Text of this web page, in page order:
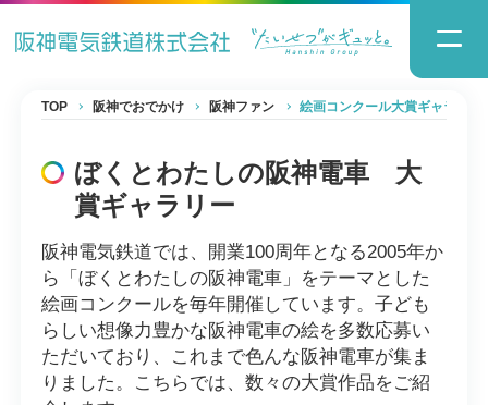
TOP 阪神でおでかけ 阪神ファン 絵画コンクール大賞ギャラリー
ぼくとわたしの阪神電車 大
賞ギャラリー
阪神電気鉄道では、開業100周年となる2005年か
ら「ぼくとわたしの阪神電車」をテーマとした
絵画コンクールを毎年開催しています。子ども
らしい想像力豊かな阪神電車の絵を多数応募い
ただいており、これまで色んな阪神電車が集ま
りました。こちらでは、数々の大賞作品をご紹